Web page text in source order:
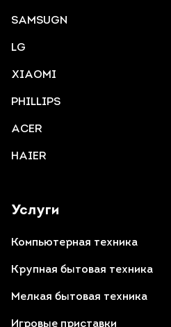
Услуги
Компьютерная техника
Крупная бытовая техника
Мелкая бытовая техника
Игровые приставки
SAMSUGN
LG
XIAOMI
PHILLIPS
ACER
HAIER